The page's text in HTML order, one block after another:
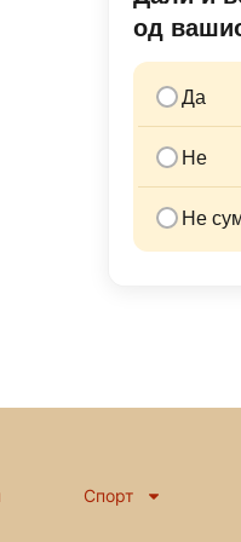
од
Да
Не
Не
Спорт